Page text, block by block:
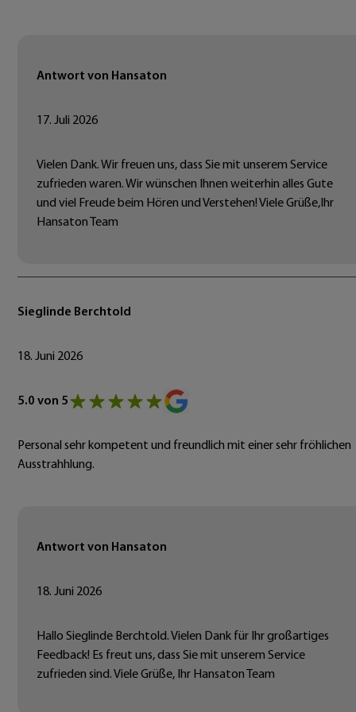
Antwort von Hansaton
17. Juli 2026
Vielen Dank. Wir freuen uns, dass Sie mit unserem Service
zufrieden waren. Wir wünschen Ihnen weiterhin alles Gute
und viel Freude beim Hören und Verstehen! Viele Grüße,Ihr
Hansaton Team
Sieglinde Berchtold
18. Juni 2026
5.0 von 5
Personal sehr kompetent und freundlich mit einer sehr fröhlichen
Ausstrahhlung.
Antwort von Hansaton
18. Juni 2026
Hallo Sieglinde Berchtold. Vielen Dank für Ihr großartiges
Feedback! Es freut uns, dass Sie mit unserem Service
zufrieden sind. Viele Grüße, Ihr Hansaton Team